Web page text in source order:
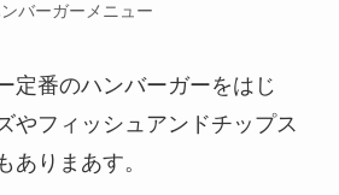
バーガーメニュー
定番のハンバーガーをはじ
やフィッシュアンドチップス
ありまあす。